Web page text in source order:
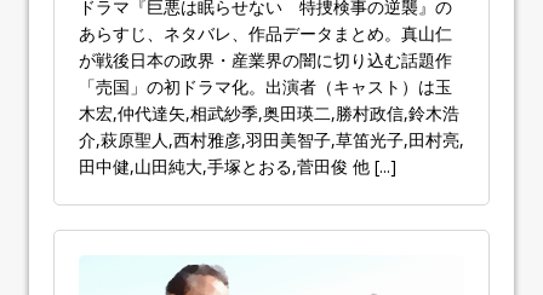
ドラマ『巨悪は眠らせない 特捜検事の逆襲』の
あらすじ、ネタバレ、作品データまとめ。真山仁
が戦後日本の政界・産業界の闇に切り込む話題作
「売国」の初ドラマ化。出演者（キャスト）は玉
木宏,仲代達矢,相武紗季,奥田瑛二,勝村政信,鈴木浩
介,萩原聖人,西村雅彦,羽田美智子,草笛光子,田村亮,
田中健,山田純大,手塚とおる,菅田俊 他 [...]